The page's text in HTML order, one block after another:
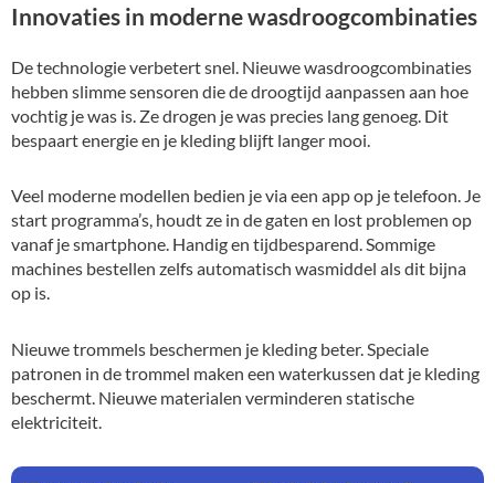
Innovaties in moderne wasdroogcombinaties
De technologie verbetert snel. Nieuwe wasdroogcombinaties
hebben slimme sensoren die de droogtijd aanpassen aan hoe
vochtig je was is. Ze drogen je was precies lang genoeg. Dit
bespaart energie en je kleding blijft langer mooi.
Veel moderne modellen bedien je via een app op je telefoon. Je
start programma’s, houdt ze in de gaten en lost problemen op
vanaf je smartphone. Handig en tijdbesparend. Sommige
machines bestellen zelfs automatisch wasmiddel als dit bijna
op is.
Nieuwe trommels beschermen je kleding beter. Speciale
patronen in de trommel maken een waterkussen dat je kleding
beschermt. Nieuwe materialen verminderen statische
elektriciteit.